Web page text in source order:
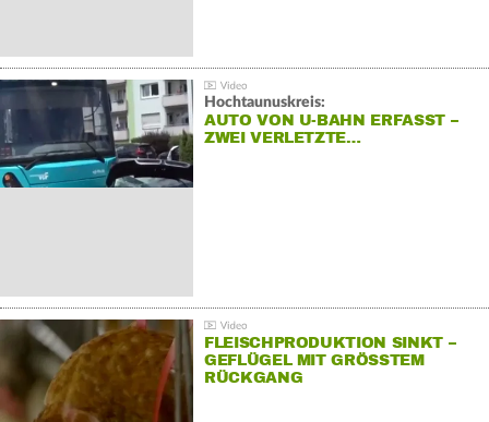
Hochtaunuskreis:
AUTO VON U-BAHN ERFASST –
ZWEI VERLETZTE…
FLEISCHPRODUKTION SINKT –
GEFLÜGEL MIT GRÖSSTEM R
ÜCKGANG